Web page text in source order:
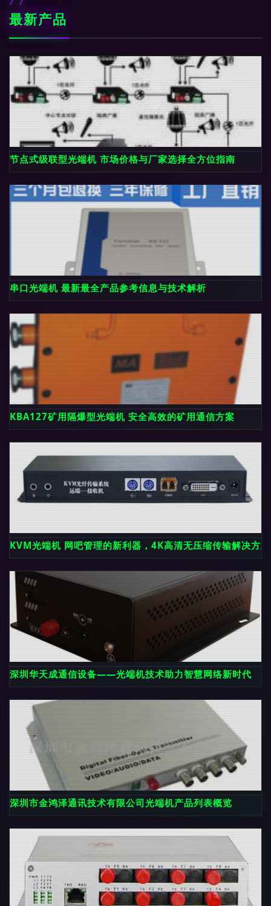
最新产品
节点式级联型光端机 市场价格与厂家选择全方位指南
串口光端机 最新最全产品参考信息与技术解析
KBA127矿用隔爆型光端机 安全高效的矿用通信方案
KVM光端机 网吧管理的新利器，4K高清无压缩传输解决方案
深圳华天成通信设备——光端机技术助力智慧网络新时代
深圳市金鸿泽通讯技术有限公司光端机产品列表概览